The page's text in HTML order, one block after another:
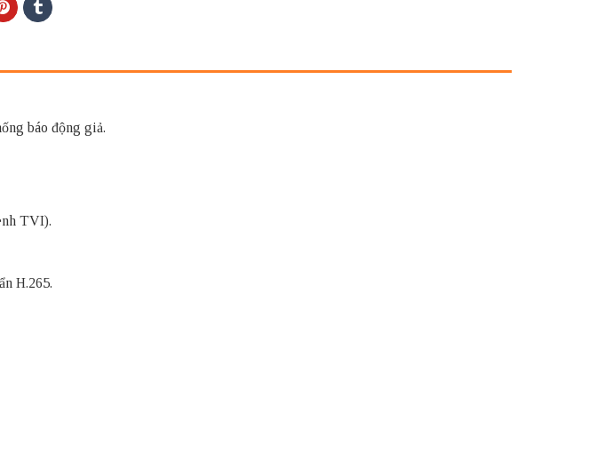
báo động giả.
TVI).
H.265.